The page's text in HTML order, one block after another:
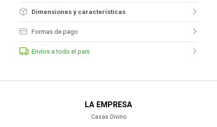
Dimensiones y características
Formas de pago
Envíos a todo el pais
LA EMPRESA
Casas Divino